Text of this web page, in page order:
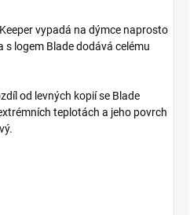
vypadá na dýmce naprosto
logem Blade dodává celému
od levných kopií se Blade
teplotách a jeho povrch